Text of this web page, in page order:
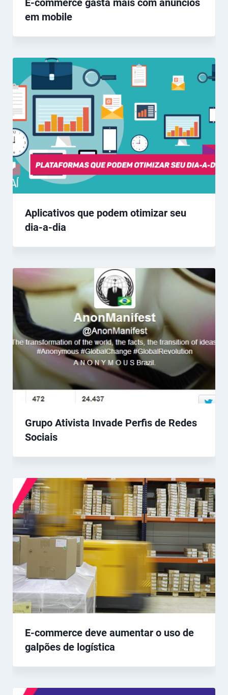
E-commerce gasta mais com anúncios
em mobile
Aplicativos que podem otimizar seu
dia-a-dia
Grupo Ativista Invade Perfis de Redes
Sociais
E-commerce deve aumentar o uso de
galpões de logística